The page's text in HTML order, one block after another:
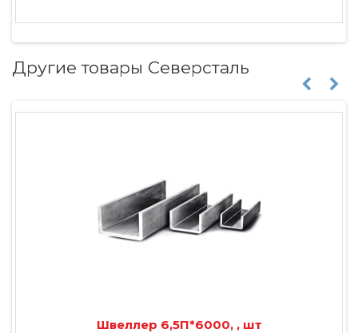
Другие товары Северсталь
Швеллер 6,5П*6000, , шт